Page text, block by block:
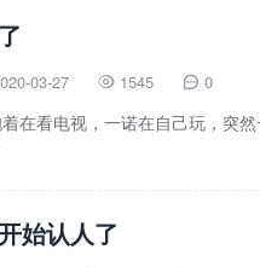
03-27  1545  0
在看电视，一诺在自己玩，突
始认人了